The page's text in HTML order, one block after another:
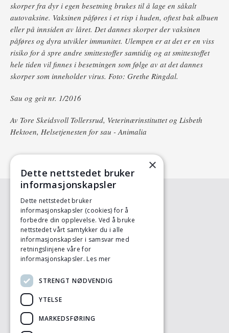
skorper fra dyr i egen besetning brukes til å lage en såkalt
autovaksine. Vaksinen påføres i et risp i huden, oftest bak albuen
eller på innsiden av låret. Det dannes skorper der vaksinen
påføres og dyra utvikler immunitet. Ulempen er at det er en viss
risiko for å spre andre smittestoffer samtidig og at smittestoffet
hele tiden vil finnes i besetningen som følge av at det dannes
skorper som inneholder virus. Foto: Grethe Ringdal.
Sau og geit nr. 1/2016
Av Tore Skeidsvoll Tollersrud, Veterinærinstituttet og Lisbeth
Hektoen, Helsetjenesten for sau - Animalia
KONTAKT OSS
Animalia
Postboks 396 - Økern
0513 OSLO
Tlf: 23 05 98 00
LITTERATURLISTE
Litteratur og nettsider
×
Dette nettstedet bruker
informasjonskapsler
Dette nettstedet bruker
informasjonskapsler (cookies) for å
forbedre din opplevelse. Ved å bruke
nettstedet vårt samtykker du i alle
informasjonskapsler i samsvar med
retningslinjene våre for
informasjonskapsler. Les mer
STRENGT NØDVENDIG
YTELSE
MARKEDSFØRING